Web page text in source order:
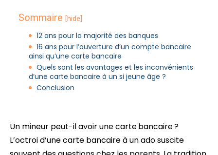
Sommaire [hide]
12 ans pour la majorité des banques
16 ans pour l’ouverture d’un compte bancaire
ainsi qu’une carte bancaire
Quels sont les avantages et les inconvénients
d’une carte bancaire à un si jeune âge ?
Conclusion
Un mineur peut-il avoir une carte bancaire ?
L’octroi d’une carte bancaire à un ado suscite